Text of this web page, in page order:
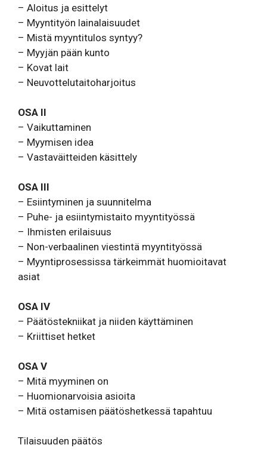
– Aloitus ja esittelyt
– Myyntityön lainalaisuudet
– Mistä myyntitulos syntyy?
– Myyjän pään kunto
– Kovat lait
– Neuvottelutaitoharjoitus
OSA II
– Vaikuttaminen
– Myymisen idea
– Vastaväitteiden käsittely
OSA III
– Esiintyminen ja suunnitelma
– Puhe- ja esiintymistaito myyntityössä
– Ihmisten erilaisuus
– Non-verbaalinen viestintä myyntityössä
– Myyntiprosessissa tärkeimmät huomioitavat
asiat
OSA IV
– Päätöstekniikat ja niiden käyttäminen
– Kriittiset hetket
OSA V
– Mitä myyminen on
– Huomionarvoisia asioita
– Mitä ostamisen päätöshetkessä tapahtuu
Tilaisuuden päätös